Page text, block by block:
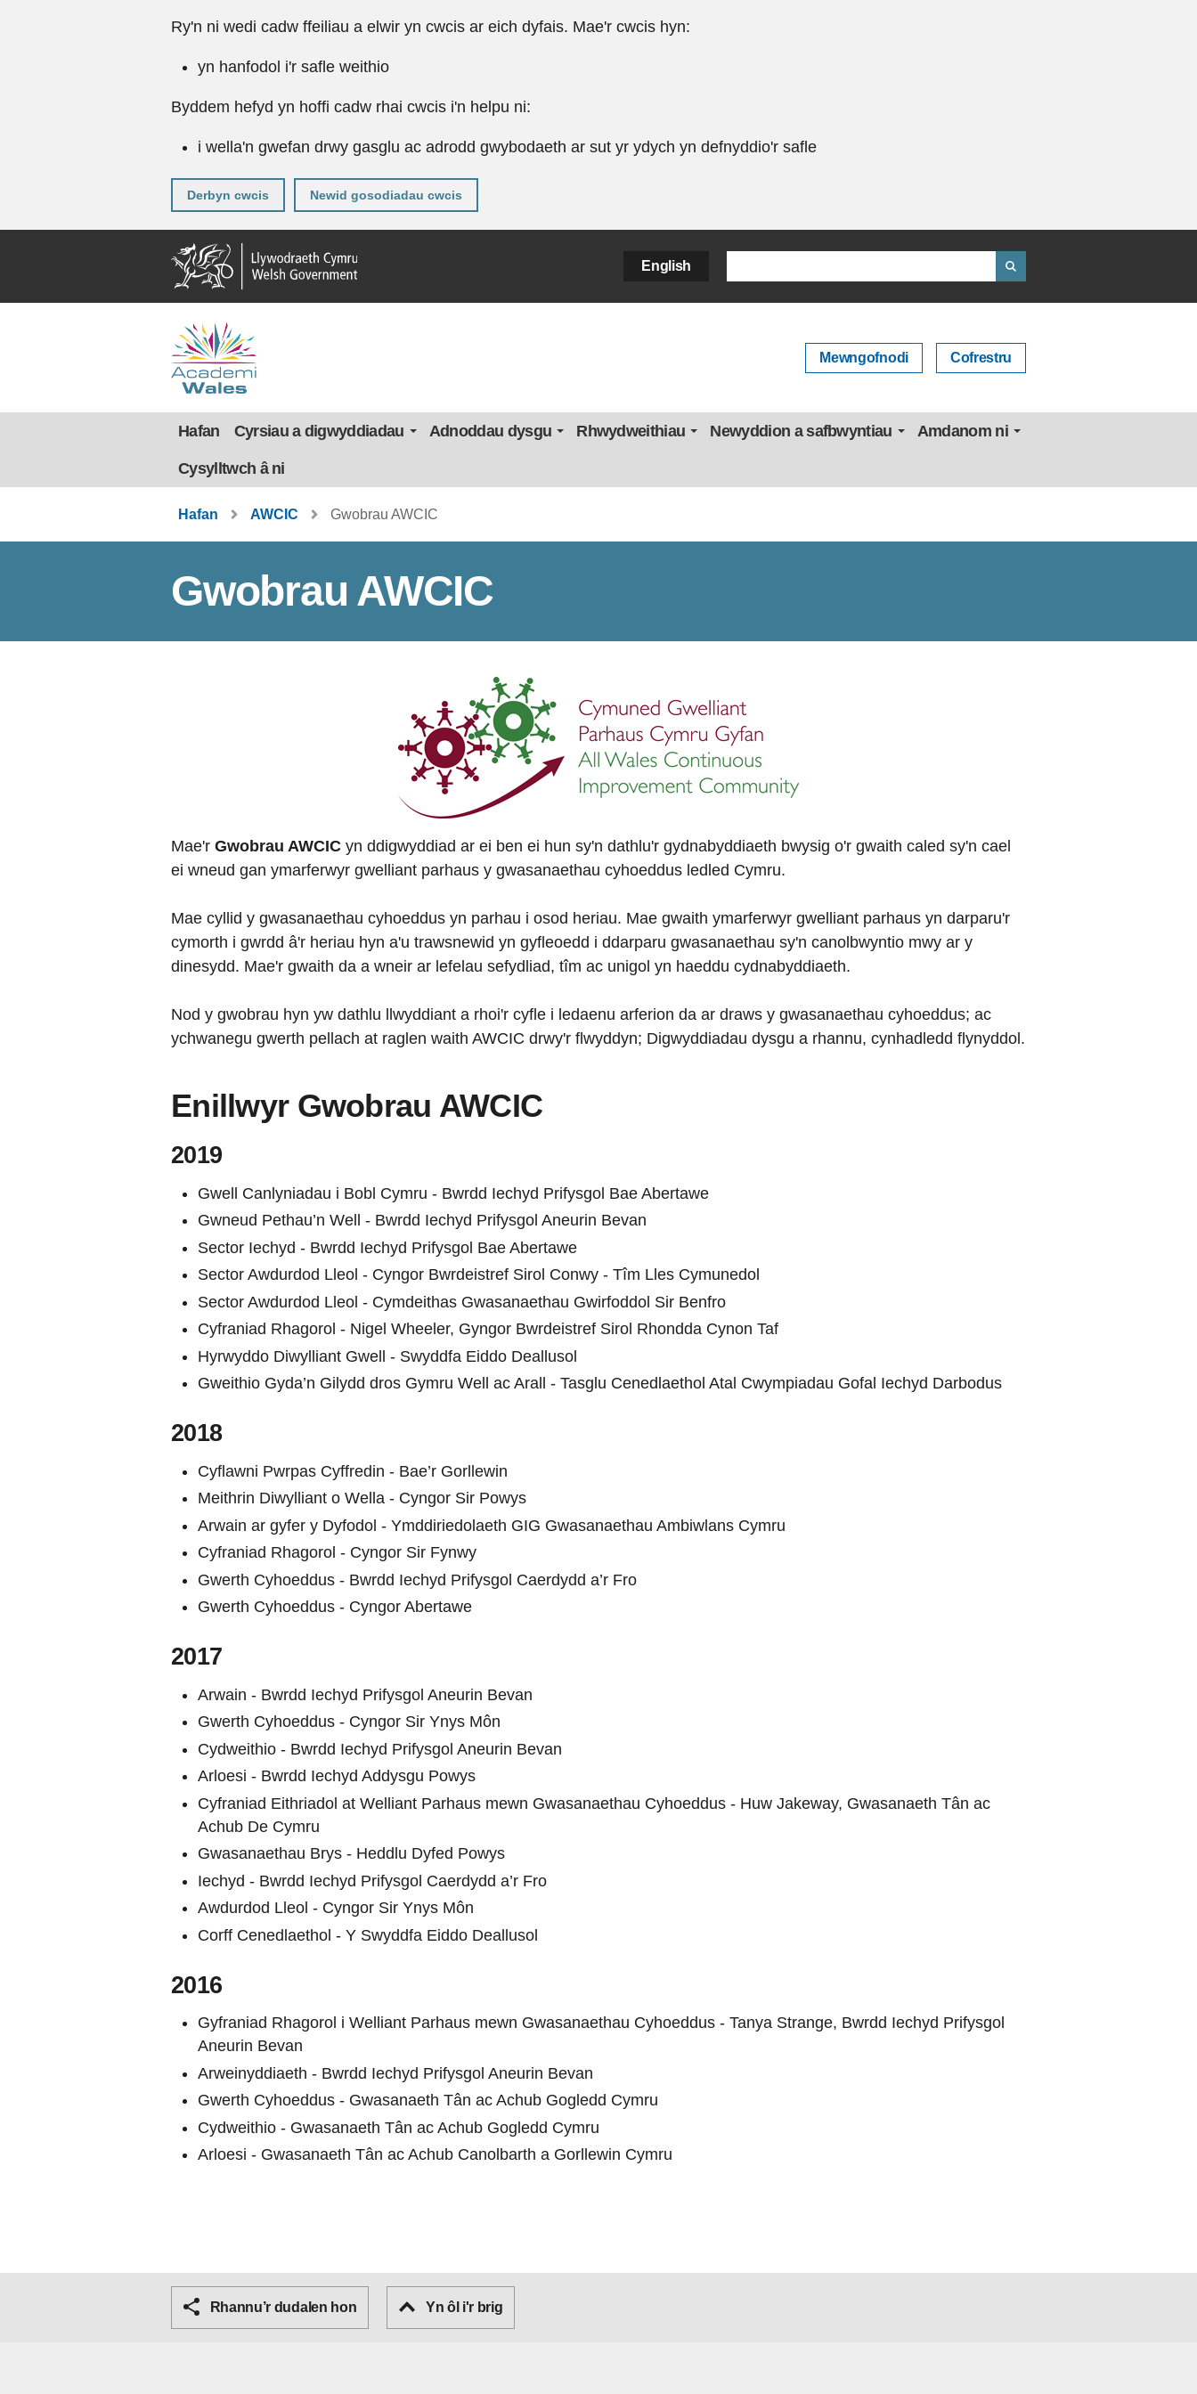
Ry'n ni wedi cadw ffeiliau a elwir yn cwcis ar eich dyfais. Mae'r cwcis hyn:
yn hanfodol i'r safle weithio
Byddem hefyd yn hoffi cadw rhai cwcis i'n helpu ni:
i wella'n gwefan drwy gasglu ac adrodd gwybodaeth ar sut yr ydych yn defnyddio'r safle
Derbyn cwcis Newid gosodiadau cwcis
English
Mewngofnodi Cofrestru
Hafan Cyrsiau a digwyddiadau Adnoddau dysgu Rhwydweithiau Newyddion a safbwyntiau Amdanom ni
Cysylltwch â ni
Hafan AWCIC Gwobrau AWCIC
Gwobrau AWCIC
Mae'r Gwobrau AWCIC yn ddigwyddiad ar ei ben ei hun sy'n dathlu'r gydnabyddiaeth bwysig o'r gwaith caled sy'n cael
ei wneud gan ymarferwyr gwelliant parhaus y gwasanaethau cyhoeddus ledled Cymru.
Mae cyllid y gwasanaethau cyhoeddus yn parhau i osod heriau. Mae gwaith ymarferwyr gwelliant parhaus yn darparu'r
cymorth i gwrdd â'r heriau hyn a'u trawsnewid yn gyfleoedd i ddarparu gwasanaethau sy'n canolbwyntio mwy ar y
dinesydd. Mae'r gwaith da a wneir ar lefelau sefydliad, tîm ac unigol yn haeddu cydnabyddiaeth.
Nod y gwobrau hyn yw dathlu llwyddiant a rhoi'r cyfle i ledaenu arferion da ar draws y gwasanaethau cyhoeddus; ac
ychwanegu gwerth pellach at raglen waith AWCIC drwy'r flwyddyn; Digwyddiadau dysgu a rhannu, cynhadledd flynyddol.
Enillwyr Gwobrau AWCIC
2019
Gwell Canlyniadau i Bobl Cymru - Bwrdd Iechyd Prifysgol Bae Abertawe
Gwneud Pethau’n Well - Bwrdd Iechyd Prifysgol Aneurin Bevan
Sector Iechyd - Bwrdd Iechyd Prifysgol Bae Abertawe
Sector Awdurdod Lleol - Cyngor Bwrdeistref Sirol Conwy - Tîm Lles Cymunedol
Sector Awdurdod Lleol - Cymdeithas Gwasanaethau Gwirfoddol Sir Benfro
Cyfraniad Rhagorol - Nigel Wheeler, Gyngor Bwrdeistref Sirol Rhondda Cynon Taf
Hyrwyddo Diwylliant Gwell - Swyddfa Eiddo Deallusol
Gweithio Gyda’n Gilydd dros Gymru Well ac Arall - Tasglu Cenedlaethol Atal Cwympiadau Gofal Iechyd Darbodus
2018
Cyflawni Pwrpas Cyffredin - Bae’r Gorllewin
Meithrin Diwylliant o Wella - Cyngor Sir Powys
Arwain ar gyfer y Dyfodol - Ymddiriedolaeth GIG Gwasanaethau Ambiwlans Cymru
Cyfraniad Rhagorol - Cyngor Sir Fynwy
Gwerth Cyhoeddus - Bwrdd Iechyd Prifysgol Caerdydd a’r Fro
Gwerth Cyhoeddus - Cyngor Abertawe
2017
Arwain - Bwrdd Iechyd Prifysgol Aneurin Bevan
Gwerth Cyhoeddus - Cyngor Sir Ynys Môn
Cydweithio - Bwrdd Iechyd Prifysgol Aneurin Bevan
Arloesi - Bwrdd Iechyd Addysgu Powys
Cyfraniad Eithriadol at Welliant Parhaus mewn Gwasanaethau Cyhoeddus - Huw Jakeway, Gwasanaeth Tân ac
Achub De Cymru
Gwasanaethau Brys - Heddlu Dyfed Powys
Iechyd - Bwrdd Iechyd Prifysgol Caerdydd a’r Fro
Awdurdod Lleol - Cyngor Sir Ynys Môn
Corff Cenedlaethol - Y Swyddfa Eiddo Deallusol
2016
Gyfraniad Rhagorol i Welliant Parhaus mewn Gwasanaethau Cyhoeddus - Tanya Strange, Bwrdd Iechyd Prifysgol
Aneurin Bevan
Arweinyddiaeth - Bwrdd Iechyd Prifysgol Aneurin Bevan
Gwerth Cyhoeddus - Gwasanaeth Tân ac Achub Gogledd Cymru
Cydweithio - Gwasanaeth Tân ac Achub Gogledd Cymru
Arloesi - Gwasanaeth Tân ac Achub Canolbarth a Gorllewin Cymru
Rhannu’r dudalen hon Yn ôl i'r brig